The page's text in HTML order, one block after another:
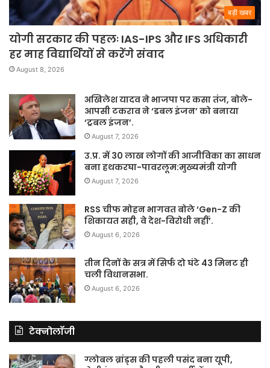
बड़ी खबर
योगी सरकार की पहलः IAS-IPS और IFS अधिकारी
हर माह विद्यार्थियों से करेंगे संवाद
August 8, 2026
अखिलेश यादव ने भाजपा पर कसा तंज, बोले-
आपसी टकराव ने ‘डबल इंजन’ को बनाया
‘ट्रबल इंजन’.
August 7, 2026
उ.प्र. में 30 लाख लोगों की आजीविका का साधन
बना हथकरघा-पावरलूम:मुख्यमंत्री योगी
August 7, 2026
RSS चीफ मोहन भागवत बोले ‘Gen-Z की
शिकायत सही, वे देश-विरोधी नहीं’.
August 6, 2026
तीन दिनों के सत्र में सिर्फ दो घंटे 43 मिनट ही
चली विधानसभा.
August 6, 2026
टेक्नोलॉजी
ग्लोबल ब्रांड्स की पहली पसंद बना यूपी,